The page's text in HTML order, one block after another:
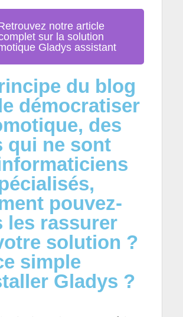
notre article
sur la solution
Gladys assistant
du blog
démocratiser
des
qui ne sont
pouvez-
les rassurer
solution ?
simple
Gladys ?